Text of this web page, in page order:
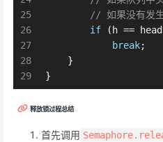
25
26
27
28
29
// 如果没有发
if (h
break;
    }
}
释放锁过程总结
首先调用